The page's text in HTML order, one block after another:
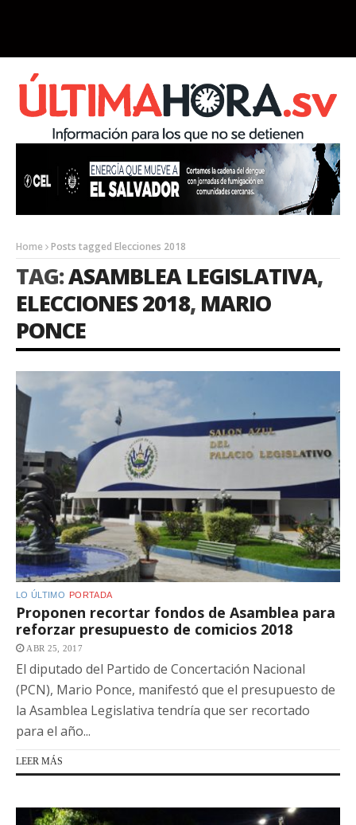
Home Posts tagged Elecciones 2018
TAG:ASAMBLEA LEGISLATIVA,
ELECCIONES 2018, MARIO
PONCE
LO ÚLTIMO PORTADA
Proponen recortar fondos de Asamblea para
reforzar presupuesto de comicios 2018
ABR 25, 2017
El diputado del Partido de Concertación Nacional
(PCN), Mario Ponce, manifestó que el presupuesto de
la Asamblea Legislativa tendría que ser recortado
para el año...
LEER MÁS